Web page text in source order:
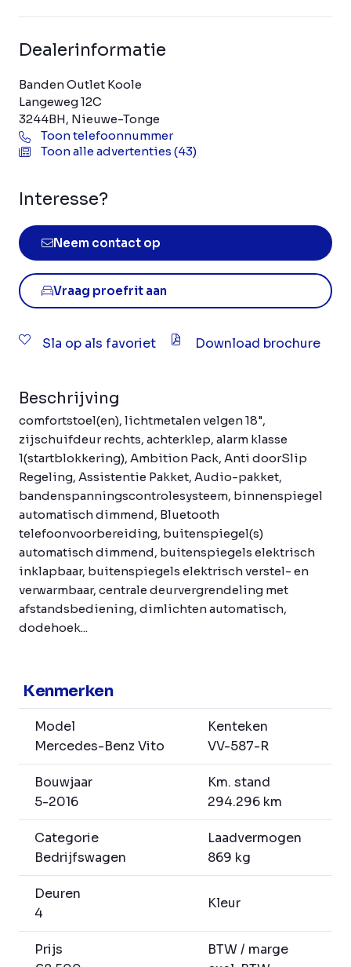
Dealerinformatie
Banden Outlet Koole
Langeweg 12C
3244BH, Nieuwe-Tonge
Toon telefoonnummer
Toon alle advertenties (43)
Interesse?
Neem contact op
Vraag proefrit aan
Sla op als favoriet Download brochure
Beschrijving
comfortstoel(en), lichtmetalen velgen 18",
zijschuifdeur rechts, achterklep, alarm klasse
1(startblokkering), Ambition Pack, Anti doorSlip
Regeling, Assistentie Pakket, Audio-pakket,
bandenspanningscontrolesysteem, binnenspiegel
automatisch dimmend, Bluetooth
telefoonvoorbereiding, buitenspiegel(s)
automatisch dimmend, buitenspiegels elektrisch
inklapbaar, buitenspiegels elektrisch verstel- en
verwarmbaar, centrale deurvergrendeling met
afstandsbediening, dimlichten automatisch,
dodehoek...
Kenmerken
Model
Mercedes-Benz Vito
Kenteken
VV-587-R
Bouwjaar
5-2016
Km. stand
294.296 km
Categorie
Bedrijfswagen
Laadvermogen
869 kg
Deuren
4
Kleur
Prijs
BTW / marge